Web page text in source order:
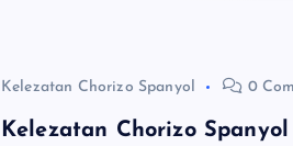
Kelezatan Chorizo Spanyol 0
Kelezatan Chorizo